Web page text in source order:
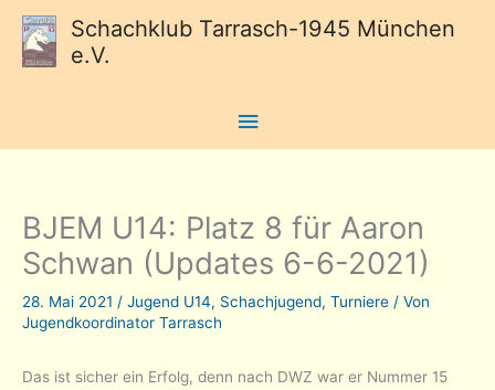
Schachklub Tarrasch-1945 München
e.V.
Hauptmenü
BJEM U14: Platz 8 für Aaron
Schwan (Updates 6-6-2021)
28. Mai 2021 / Jugend U14, Schachjugend, Turniere / Von
Jugendkoordinator Tarrasch
Das ist sicher ein Erfolg, denn nach DWZ war er Nummer 15